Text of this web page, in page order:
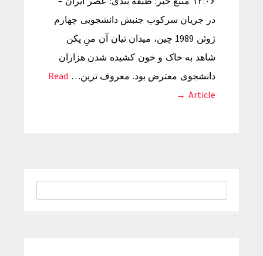
در جریان سرکوب جنبش دانشجویی چهارم
ژوئن 1989 چین، میدان تیان آن منِ پکن
شاهد به خاک و خون کشیده شدن هزاران
دانشجوی معترض بود. معروف ترین… Read
Article →